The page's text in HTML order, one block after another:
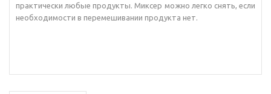
практически любые продукты. Миксер можно легко снять, если
необходимости в перемешивании продукта нет.